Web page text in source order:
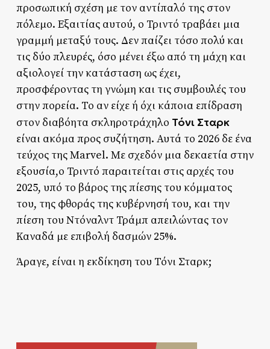
προσωπική σχέση με τον αντίπαλό της στον
πόλεμο. Εξαιτίας αυτού, ο Τριντό τραβάει μια
γραμμή μεταξύ τους. Δεν παίζει τόσο πολύ και
τις δύο πλευρές, όσο μένει έξω από τη μάχη και
αξιολογεί την κατάσταση ως έχει,
προσφέροντας τη γνώμη και τις συμβουλές του
στην πορεία. Το αν είχε ή όχι κάποια επίδραση
στον διαβόητα σκληροτράχηλο Τόνι Σταρκ
είναι ακόμα προς συζήτηση. Αυτά το 2026 δε ένα
τεύχος της Marvel. Με σχεδόν μια δεκαετία στην
εξουσία,ο Τριντό παραιτείται στις αρχές του
2025, υπό το βάρος της πίεσης του κόμματος
του, της φθοράς της κυβέρνησή του, και την
πίεση του Ντόναλντ Τράμπ απειλώντας τον
Καναδά με επιβολή δασμών 25%.
Άραγε, είναι η εκδίκηση του Τόνι Σταρκ;